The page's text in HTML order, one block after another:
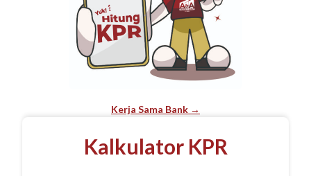
Kerja Sama Bank →
Kalkulator KPR